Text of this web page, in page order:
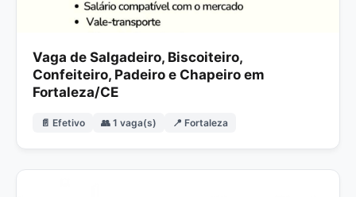
Vaga de Salgadeiro, Biscoiteiro,
Confeiteiro, Padeiro e Chapeiro em
Fortaleza/CE
📄 Efetivo 👥 1 vaga(s) 📍 Fortaleza